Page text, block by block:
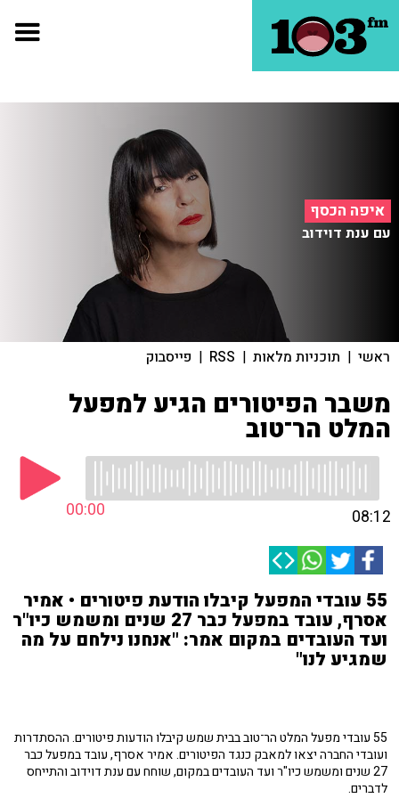
איפה הכסף
עם ענת דוידוב
ראשי | תוכניות מלאות |
RSS
| פייסבוק
משבר הפיטורים הגיע למפעל
המלט הר־טוב
00:00 08:12
55 עובדי המפעל קיבלו הודעת פיטורים • אמיר
אסרף, עובד במפעל כבר 27 שנים ומשמש כיו"ר
ועד העובדים במקום אמר: "אנחנו נילחם על מה
שמגיע לנו"
55 עובדי מפעל המלט הר־טוב בבית שמש קיבלו הודעות פיטורים. ההסתדרות
ועובדי החברה יצאו למאבק כנגד הפיטורים. אמיר אסרף, עובד במפעל כבר
27 שנים ומשמש כיו"ר ועד העובדים במקום, שוחח עם ענת דוידוב והתייחס
לדברים.